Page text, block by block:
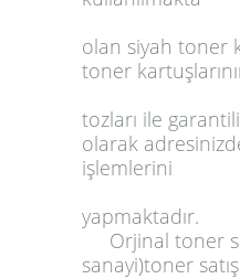
olan siyah toner
toner
tozları ile
olarak
işlemlerini
yapmaktadır.
Orjinal toner
sanayi)toner